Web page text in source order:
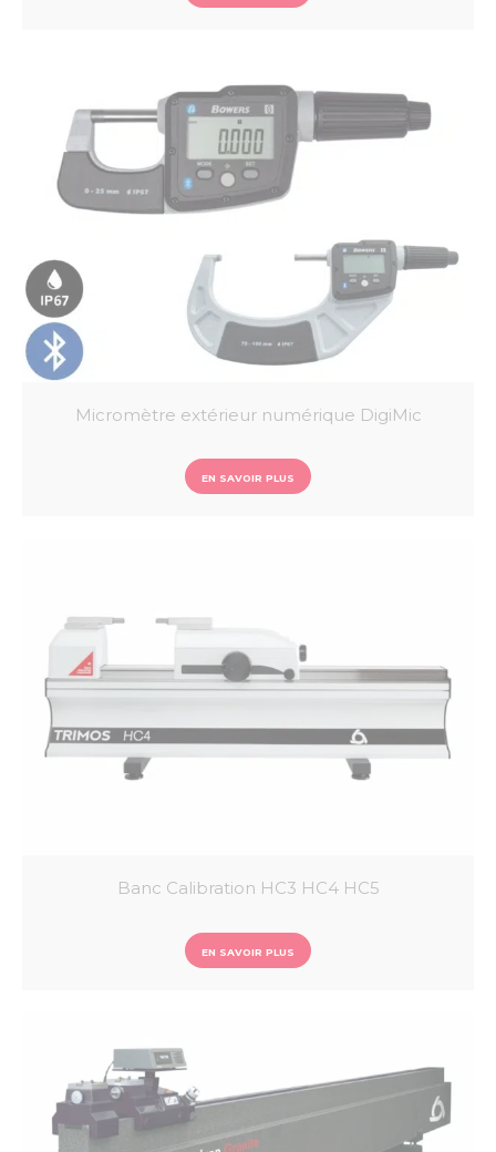
Micromètre extérieur numérique DigiMic
EN SAVOIR PLUS
Banc Calibration HC3 HC4 HC5
EN SAVOIR PLUS